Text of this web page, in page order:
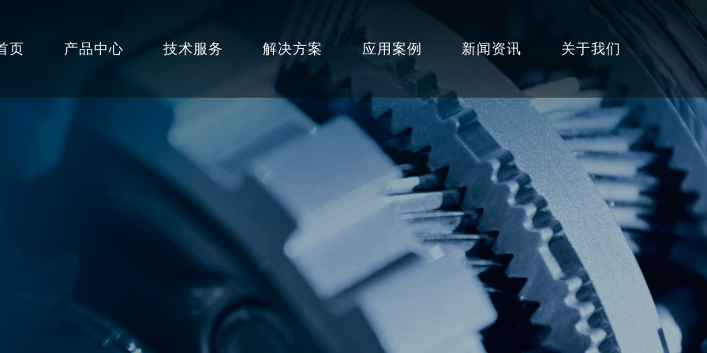
页 产品中心 技术服务 解决方案 应用案例 新闻资讯 关于我们